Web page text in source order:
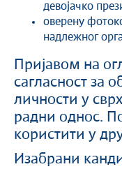
девојачко
oверену
надлежног
Пријавом на
сагласност за
личности у
радни однос.
користити у
Изабрани